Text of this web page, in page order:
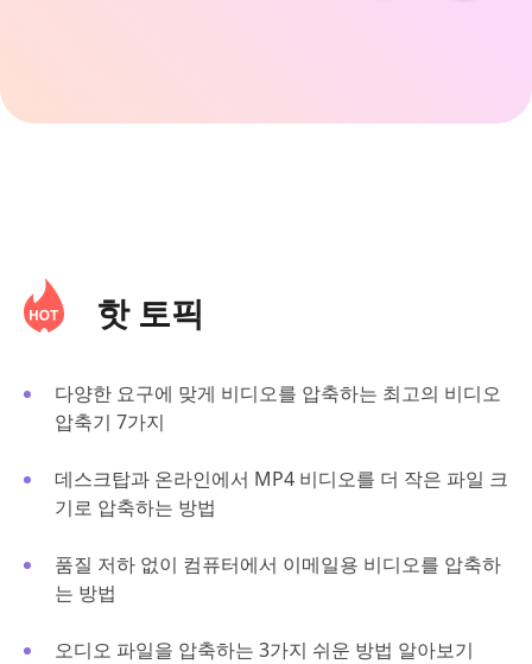
핫 토픽
다양한 요구에 맞게 비디오를 압축하는 최고의 비디오
압축기 7가지
데스크탑과 온라인에서 MP4 비디오를 더 작은 파일 크
기로 압축하는 방법
품질 저하 없이 컴퓨터에서 이메일용 비디오를 압축하
는 방법
오디오 파일을 압축하는 3가지 쉬운 방법 알아보기